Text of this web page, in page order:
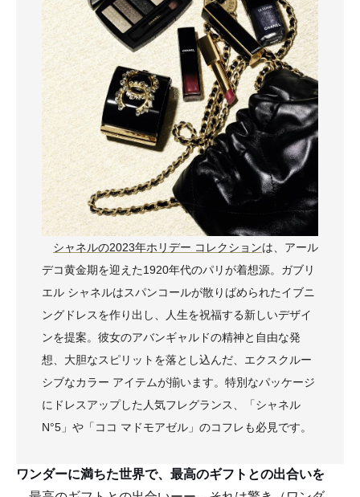
シャネルの2023年ホリデー コレクションは、アール
デコ黄金期を迎えた1920年代のパリが着想源。ガブリ
エル シャネルはスパンコールが散りばめられたイブニ
ングドレスを作り出し、人生を祝福する新しいデザイ
ンを提案。彼女のアバンギャルドの精神と自由な発
想、大胆なスピリットを落とし込んだ、エクスクルー
シブなカラー アイテムが揃います。特別なパッケージ
にドレスアップした人気フレグランス、「シャネル
N°5」や「ココ マドモアゼル」のコフレも必見です。
ワンダーに満ちた世界で、最高のギフトとの出合いを